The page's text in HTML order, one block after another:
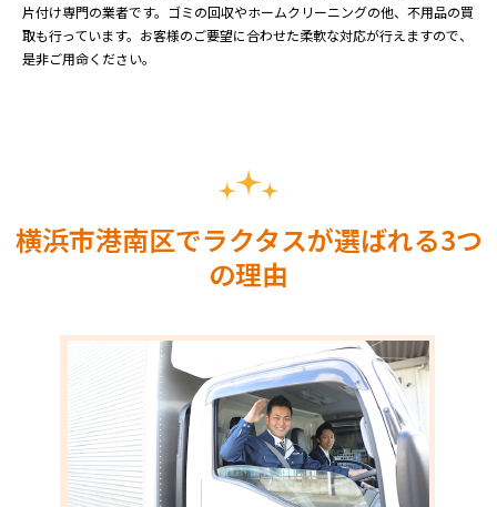
片付け専門の業者です。ゴミの回収やホームクリーニングの他、不用品の買
取も行っています。お客様のご要望に合わせた柔軟な対応が行えますので、
是非ご用命ください。
横浜市港南区でラクタスが選ばれる3つ
の理由